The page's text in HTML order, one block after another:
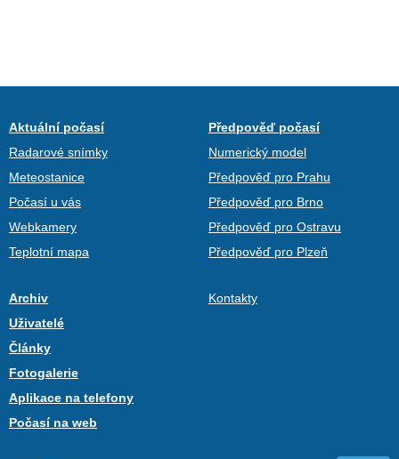
Aktuální počasí
Radarové snímky
Meteostanice
Počasí u vás
Webkamery
Teplotní mapa
Předpověď počasí
Numerický model
Předpověď pro Prahu
Předpověď pro Brno
Předpověď pro Ostravu
Předpověď pro Plzeň
Archiv
Uživatelé
Články
Fotogalerie
Aplikace na telefony
Počasí na web
Kontakty